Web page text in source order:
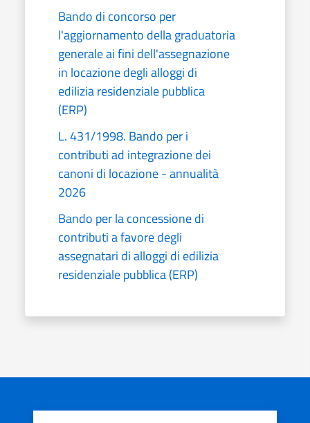
Bando di concorso per
l'aggiornamento della graduatoria
generale ai fini dell'assegnazione
in locazione degli alloggi di
edilizia residenziale pubblica
(ERP)
L. 431/1998. Bando per i
contributi ad integrazione dei
canoni di locazione - annualità
2026
Bando per la concessione di
contributi a favore degli
assegnatari di alloggi di edilizia
residenziale pubblica (ERP)